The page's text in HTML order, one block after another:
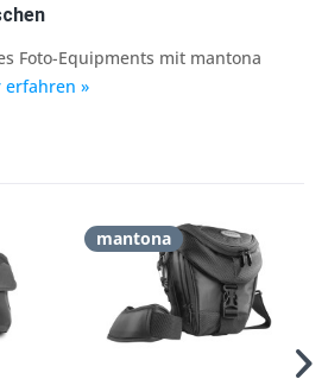
Foto-Equipments mit mantona
erfahren »
mantona